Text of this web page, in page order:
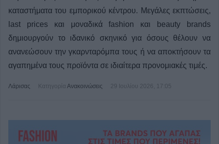
καταστήματα του εμπορικού κέντρου. Μεγάλες εκπτώσεις,
last prices και μοναδικά fashion και beauty brands
δημιουργούν το ιδανικό σκηνικό για όσους θέλουν να
ανανεώσουν την γκαρνταρόμπα τους ή να αποκτήσουν τα
αγαπημένα τους προϊόντα σε ιδιαίτερα προνομιακές τιμές.
Λάρισας Κατηγορία Ανακοινώσεις 29 Ιουλίου 2026, 17:05